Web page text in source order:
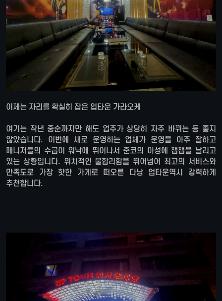
이제는 자리를 확실히 잡은 업타운 가라오케
여기는 작년 중순까지만 해도 업주가 상당히 자주 바뀌는 등 좋지
않았습니다. 이번에 새로 운영하는 업체가 운영을 아주 잘하고
매니저들의 수급이 워낙에 뛰어나서 준코의 아성에 잽잽을 날리고
있는 상황입니다. 위치적인 불합리함을 뛰어넘어 최고의 서비스와
만족도로 가장 핫한 가게로 떠오른 다낭 업타운역시 강력하게
추천합니다.